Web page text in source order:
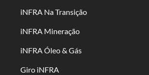
iNFRA Na Transição
iNFRA Mineração
iNFRA Óleo & Gás
Giro iNFRA